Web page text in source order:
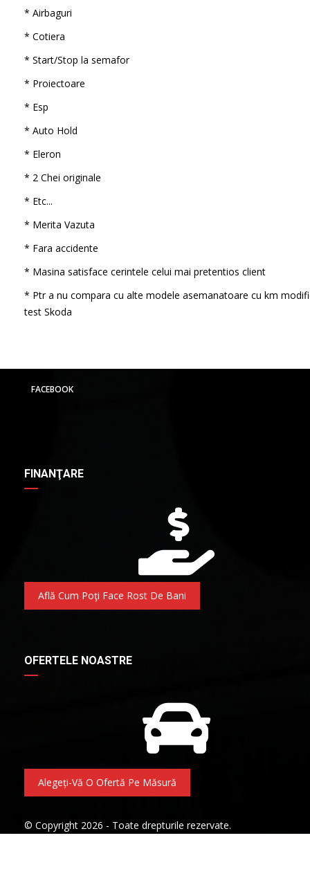
* Airbaguri
* Cotiera
* Start/Stop la semafor
* Proiectoare
* Esp
* Auto Hold
* Eleron
* 2 Chei originale
* Etc...
* Merita Vazuta
* Fara accidente
* Masina satisface cerintele celui mai pretentios client
* Ptr a nu compara cu alte modele asemanatoare cu km
test Skoda
FACEBOOK
FINANŢARE
Află Cum Poţi Face Rost De Bani
OFERTELE NOASTRE
Alegeți-Vă O Ofertă Pe Măsură
© Copyright 2026 - Toate drepturile rezervate.